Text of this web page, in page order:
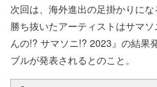
次回は、海外進出の足掛かりに
勝ち抜いたアーティストはサマ
んの!? サマソニ!? 2023』の結果
ブルが発表されるとのこと。